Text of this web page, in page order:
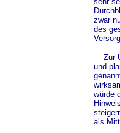
zwar
des
Zur
und
würde
als